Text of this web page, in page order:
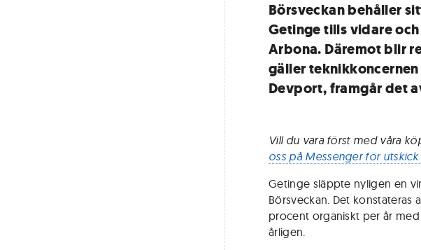
Börsveckan behåller
Getinge tills vidare
Arbona. Däremot blir
gäller
Devport, framgår det
Vill du vara först med våra
oss på Messenger för
Getinge släppte nyligen en
Börsveckan. Det
procent organiskt per år
årligen.